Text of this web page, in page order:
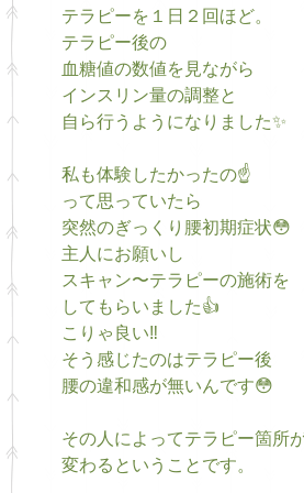
テラピーを１日２回ほど。
テラピー後の
血糖値の数値を見ながら
インスリン量の調整と
自ら行うようになりました✨
私も体験したかったの☝️
って思っていたら
突然のぎっくり腰初期症状😳
主人にお願いし
スキャン〜テラピーの施術を
してもらいました👍
こりゃ良い‼️
そう感じたのはテラピー後
腰の違和感が無いんです😳
その人によってテラピー箇所
変わるということです。